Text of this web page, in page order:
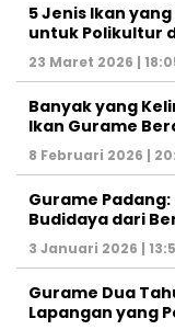
5 Jenis Ikan
untuk Polikultur
23 Maret 2026 |
Banyak yang
Ikan Gurame
8 Februari 2026 |
Gurame
Budidaya dari
3 Januari 2026 |
Gurame Dua
Lapangan yang